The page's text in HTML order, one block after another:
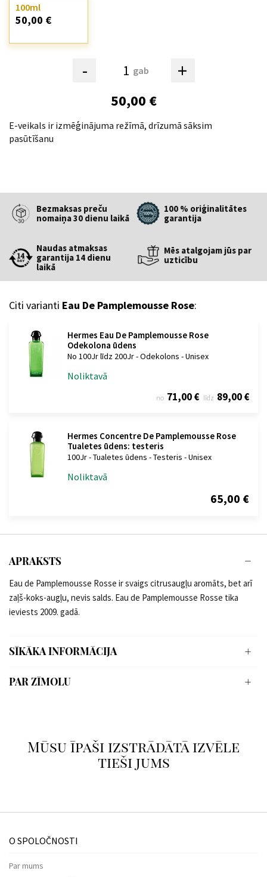
- gab +
100ml
50,00 €
50,00 €
E-veikals ir izmēģinājuma režīmā, drīzumā sāksim
pasūtīšanu
Bezmaksas preču
nomaiņa 30 dienu laikā
100 % oriģinalitātes
garantija
Naudas atmaksas
garantija 14 dienu
laikā
Mēs atalgojam jūs par
uzticību
Citi varianti Eau De Pamplemousse Rose:
Hermes Eau De Pamplemousse Rose
Odekolona ūdens
No 100Jr līdz 200Jr - Odekolons - Unisex
Noliktavā
no 71,00 € līdz 89,00 €
Hermes Concentre De Pamplemousse Rose
Tualetes ūdens: testeris
100Jr - Tualetes ūdens - Testeris - Unisex
Noliktavā
65,00 €
APRAKSTS
Eau de Pamplemousse Rosse ir svaigs citrusaugļu aromāts, bet arī
zaļš-koks-augļu, nevis salds. Eau de Pamplemousse Rosse tika
ieviests 2009. gadā.
SĪKĀKA INFORMĀCIJA
PAR ZĪMOLU
Mūsu īpaši izstrādātā izvēle
tieši jums
O SPOLOČNOSTI
Par mums